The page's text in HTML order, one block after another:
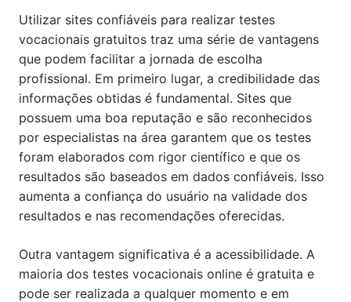
Utilizar sites confiáveis para realizar testes
vocacionais gratuitos traz uma série de vantagens
que podem facilitar a jornada de escolha
profissional. Em primeiro lugar, a credibilidade das
informações obtidas é fundamental. Sites que
possuem uma boa reputação e são reconhecidos
por especialistas na área garantem que os testes
foram elaborados com rigor científico e que os
resultados são baseados em dados confiáveis. Isso
aumenta a confiança do usuário na validade dos
resultados e nas recomendações oferecidas.
Outra vantagem significativa é a acessibilidade. A
maioria dos testes vocacionais online é gratuita e
pode ser realizada a qualquer momento e em